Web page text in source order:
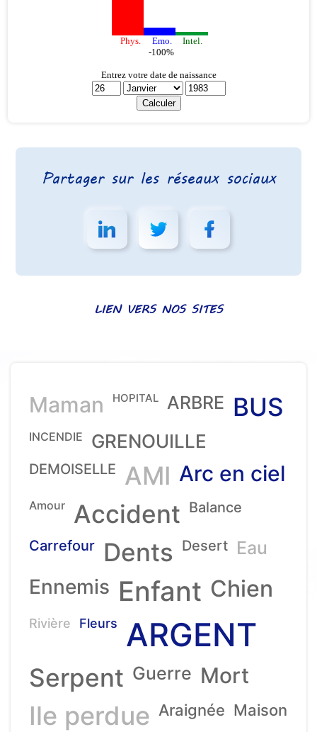
Partager sur les réseaux sociaux
LIEN VERS NOS SITES
Maman HOPITAL ARBRE BUS
INCENDIE GRENOUILLE
DEMOISELLE AMI Arc en ciel
Amour Accident Balance
Carrefour Dents Desert Eau
Ennemis Enfant Chien
Rivière Fleurs ARGENT
Serpent Guerre Mort
Ile perdue Araignée Maison